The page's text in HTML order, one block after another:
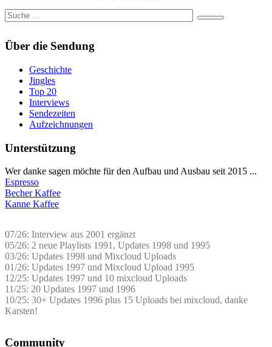
Über die Sendung
Geschichte
Jingles
Top 20
Interviews
Sendezeiten
Aufzeichnungen
Unterstützung
Wer danke sagen möchte für den Aufbau und Ausbau seit 2015 ...
Espresso
Becher Kaffee
Kanne Kaffee
07/26: Interview aus 2001 ergänzt
05/26: 2 neue Playlists 1991, Updates 1998 und 1995
03/26: Updates 1998 und Mixcloud Uploads
01/26: Updates 1997 und Mixcloud Upload 1995
12/25: Updates 1997 und 10 mixcloud Uploads
11/25: 20 Updates 1997 und 1996
10/25: 30+ Updates 1996 plus 15 Uploads bei mixcloud, danke
Karsten!
Community